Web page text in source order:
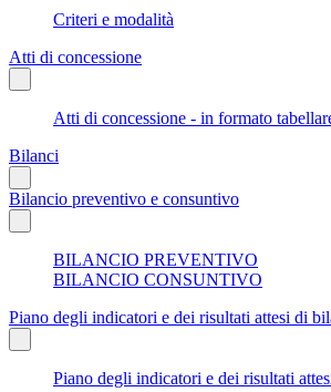
Criteri e modalità
Atti di concessione
Atti di concessione - in formato
Bilanci
Bilancio preventivo e consuntivo
BILANCIO PREVENTIVO
BILANCIO CONSUNTIVO
Piano degli indicatori e dei risultati attesi di
Piano degli indicatori e dei risultati